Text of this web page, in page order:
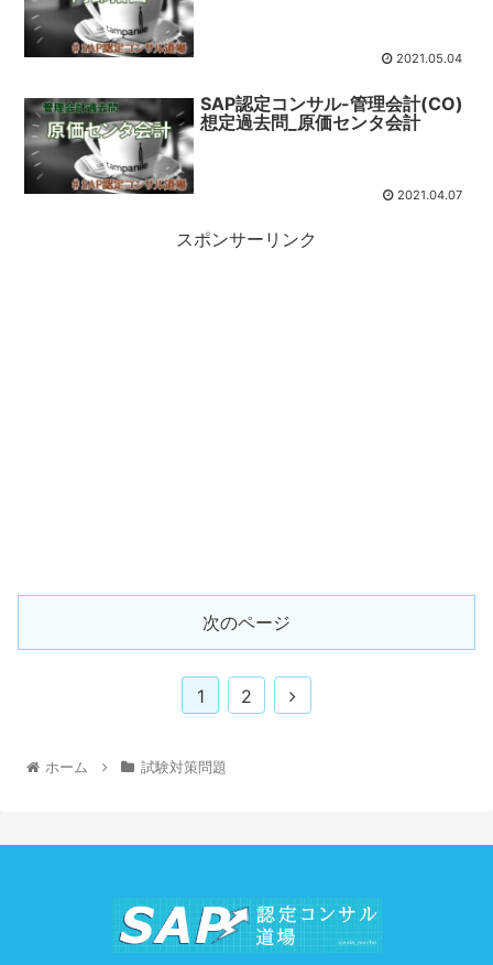
2021.05.04
SAP認定コンサル-管理会計(CO)
想定過去問_原価センタ会計
2021.04.07
スポンサーリンク
次のページ
1 2
ホーム 試験対策問題